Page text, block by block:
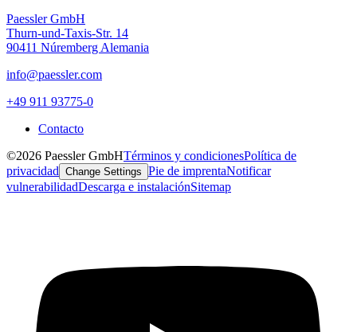
Paessler GmbH
Thurn-und-Taxis-Str. 14
90411 Núremberg Alemania
info@paessler.com
+49 911 93775-0
Contacto
©2026 Paessler GmbHTérminos y condicionesPolítica de
privacidad Change Settings Pie de imprentaNotificar
vulnerabilidadDescarga e instalaciónSitemap